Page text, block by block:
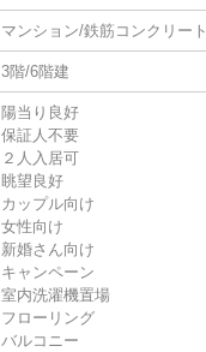
マンション/鉄筋コンクリート
3階/6階建
陽当り良好
保証人不要
２人入居可
眺望良好
カップル向け
女性向け
新婚さん向け
キャンペーン
室内洗濯機置場
フローリング
バルコニー